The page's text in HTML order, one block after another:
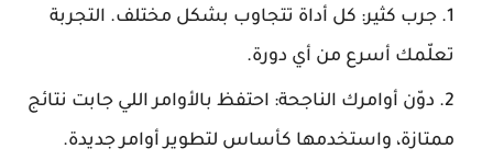
جرب كثير: كل أداة تتجاوب بشكل مختلف. التجربة
تعلّمك أسرع من أي دورة.
دوّن أوامرك الناجحة: احتفظ بالأوامر اللي جابت نتائج
ممتازة، واستخدمها كأساس لتطوير أوامر جديدة.